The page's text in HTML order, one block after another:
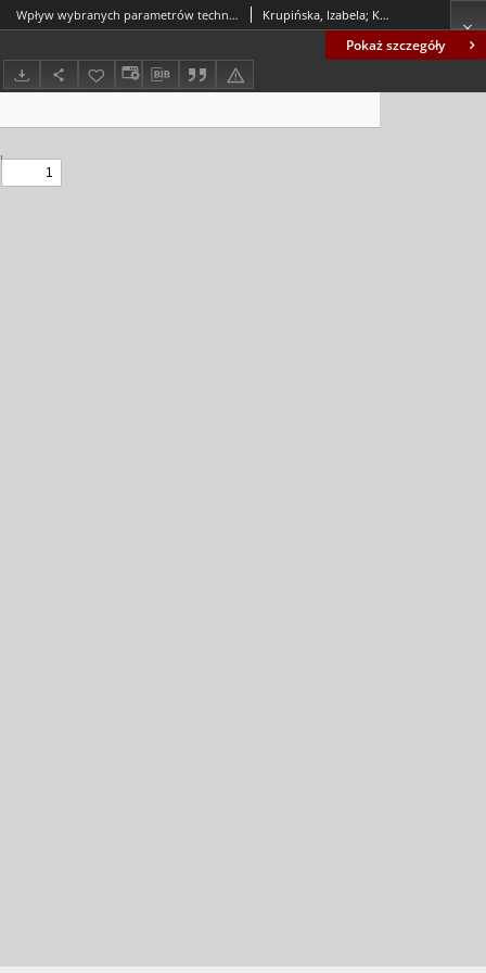
Pokaż szczegóły
Wpływ wybranych parametrów technologicznych na przebieg i skuteczność procesu koagulacji w oczyszczaniu wód podziemnych = The influence of selected technological parameters on the course and effectiveness of coagulation in graund water treatment Krupińska, Izabela; Konkol, Aleksandra